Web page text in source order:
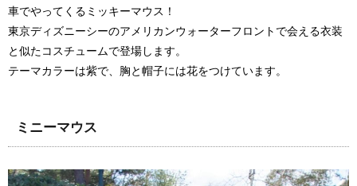
車でやってくるミッキーマウス！
東京ディズニーシーのアメリカンウォーターフロントで会える衣装
と似たコスチュームで登場します。
テーマカラーは紫で、胸と帽子には花をつけています。
ミニーマウス